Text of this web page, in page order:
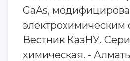
GaAs,
электрохимическим
Вестник КазНУ.
химическая. -